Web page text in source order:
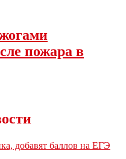
пожара в
добавят баллов на ЕГЭ